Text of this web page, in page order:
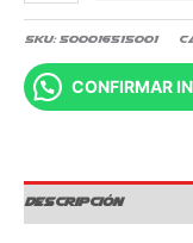
SKU: 500016515001
CONFIRMAR
Descripción